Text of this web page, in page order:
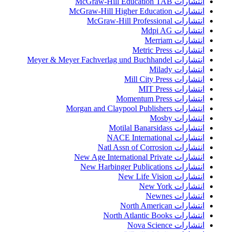
انتشارات McGraw-Hill Higher Education
انتشارات McGraw-Hill Professional
انتشارات Mdpi AG
انتشارات Merriam
انتشارات Metric Press
انتشارات Meyer & Meyer Fachverlag und Buchhandel
انتشارات Milady
انتشارات Mill City Press
انتشارات MIT Press
انتشارات Momentum Press
انتشارات Morgan and Claypool Publishers
انتشارات Mosby
انتشارات Motilal Banarsidass
انتشارات NACE International
انتشارات Natl Assn of Corrosion
انتشارات New Age International Private
انتشارات New Harbinger Publications
انتشارات New Life Vision
انتشارات New York
انتشارات Newnes
انتشارات North American
انتشارات North Atlantic Books
انتشارات Nova Science